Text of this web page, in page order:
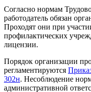
Согласно нормам
работодатель обязан
Проходят они при
профилактических
лицензии.
Порядок организации
регламентируются
302н. Несоблюдение
административной